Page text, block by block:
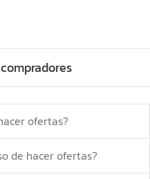
ofertas?
de hacer ofertas?